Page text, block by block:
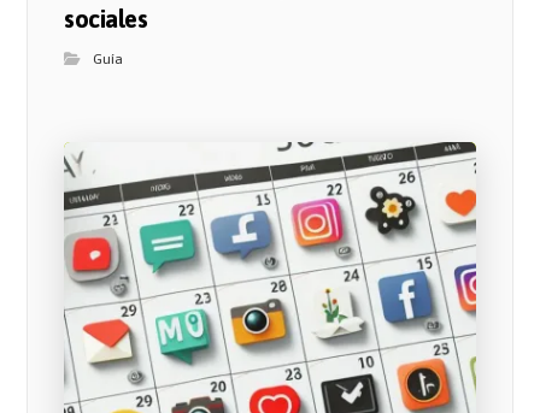
sociales
Guía